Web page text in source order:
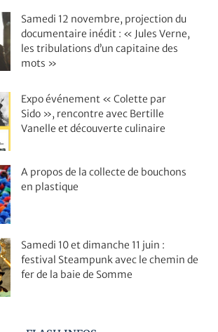
Samedi 12 novembre, projection du
documentaire inédit : « Jules Verne,
les tribulations d’un capitaine des
mots »
Expo événement « Colette par
Sido », rencontre avec Bertille
Vanelle et découverte culinaire
A propos de la collecte de bouchons
en plastique
Samedi 10 et dimanche 11 juin :
festival Steampunk avec le chemin de
fer de la baie de Somme